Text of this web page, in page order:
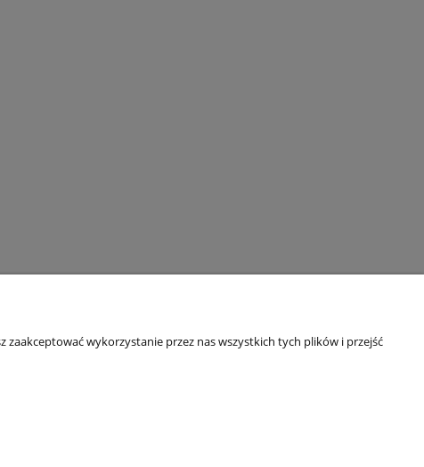
O nas
wykorzystanie przez nas wszystkich tych plików i przejść